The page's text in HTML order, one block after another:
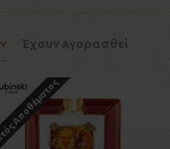
Έχουν Αγορασθεί
Αποθέματος